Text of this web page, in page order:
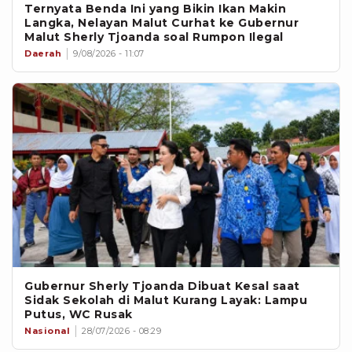
Ternyata Benda Ini yang Bikin Ikan Makin
Langka, Nelayan Malut Curhat ke Gubernur
Malut Sherly Tjoanda soal Rumpon Ilegal
Daerah 9/08/2026 - 11:07
Gubernur Sherly Tjoanda Dibuat Kesal saat
Sidak Sekolah di Malut Kurang Layak: Lampu
Putus, WC Rusak
Nasional 28/07/2026 - 08:29